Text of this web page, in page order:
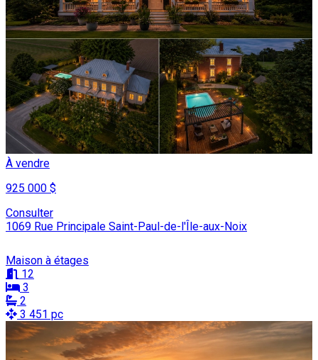
À vendre
925 000 $
Consulter
1069 Rue Principale Saint-Paul-de-l'Île-aux-Noix
Maison à étages
12
3
2
3 451 pc